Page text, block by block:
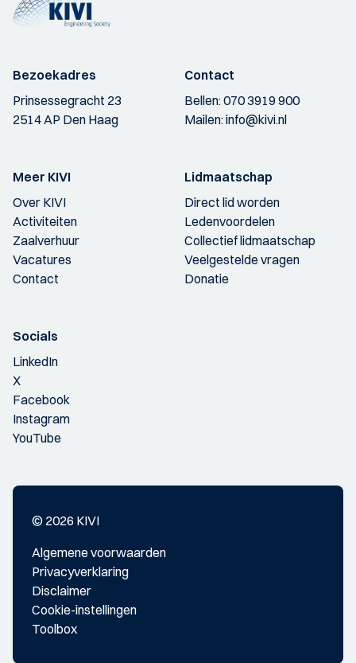
Bezoekadres
Prinsessegracht 23
2514 AP Den Haag
Contact
Bellen:070 3919 900
Mailen:info@kivi.nl
Meer KIVI
Over KIVI
Activiteiten
Zaalverhuur
Vacatures
Contact
Lidmaatschap
Direct lid worden
Ledenvoordelen
Collectief lidmaatschap
Veelgestelde vragen
Donatie
Socials
LinkedIn
X
Facebook
Instagram
YouTube
© 2026 KIVI
Algemene voorwaarden
Privacyverklaring
Disclaimer
Cookie-instellingen
Toolbox